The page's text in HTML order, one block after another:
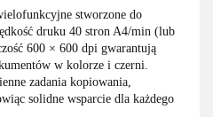
stworzone do
druku 40 stron A4/min (lub
600 × 600 dpi gwarantują
w kolorze i czerni.
zadania kopiowania,
solidne wsparcie dla każdego